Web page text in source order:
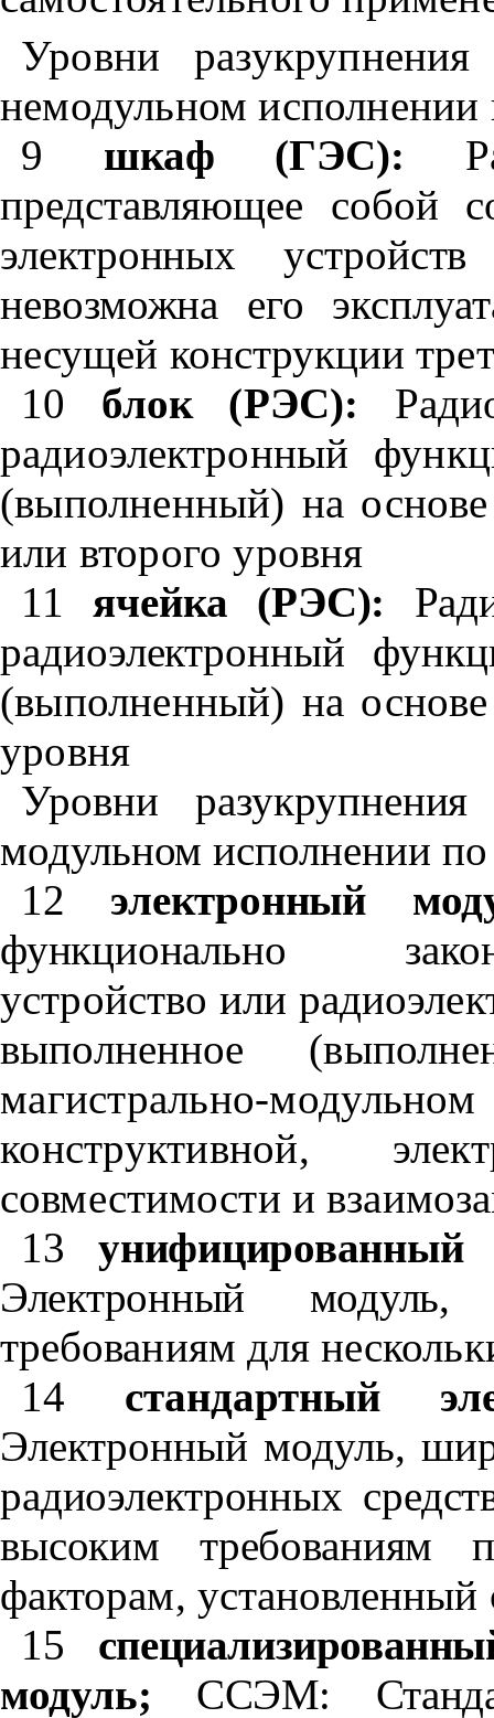
Уровни
немодульном исполнении
9 шкаф (ГЭС):
представляющее собой
электронных
невозможна его
несущей конструкции
10 блок (РЭС):
радиоэлектронный
(выполненный) на
или второго уровня
11 ячейка (РЭС):
радиоэлектронный
(выполненный) на
уровня
Уровни
модульном исполнении
12 электронный
функционально
устройство или
выполненное
магистрально-
конструктивной,
совместимости и
13
Электронный модуль,
требованиям для
14 стандартный
Электронный модуль,
радиоэлектронных
высоким требованиям
факторам, установленный
15
модуль; ССЭМ: